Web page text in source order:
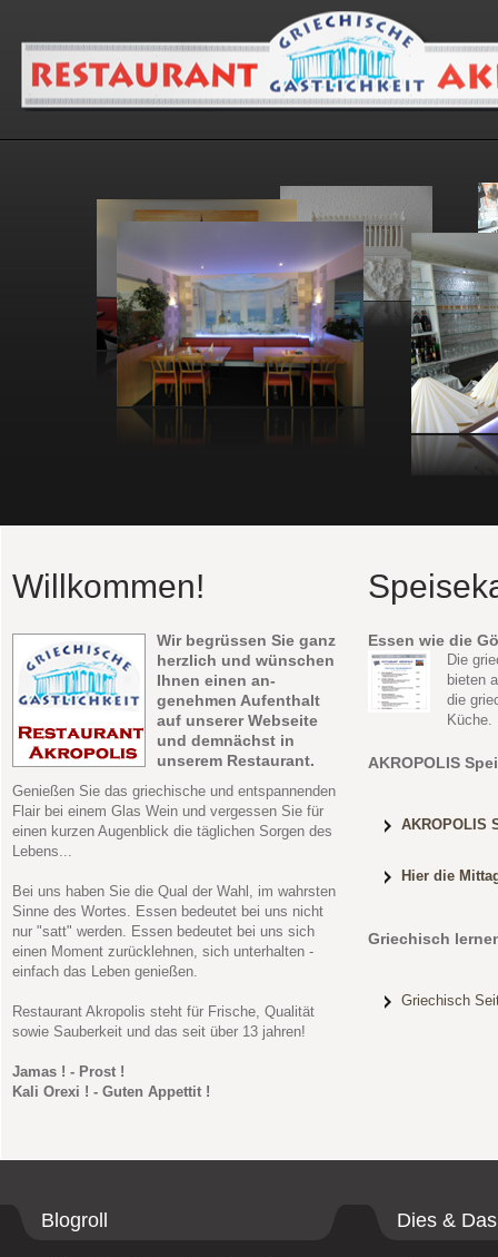
Willkommen!
Wir begrüssen Sie ganz
herzlich und wünschen
Ihnen einen an-
genehmen Aufenthalt
auf unserer Webseite
und demnächst in
unserem Restaurant.
Genießen Sie das griechische und entspannenden
Flair bei einem Glas Wein und vergessen Sie für
einen kurzen Augenblick die täglichen Sorgen des
Lebens...
Bei uns haben Sie die Qual der Wahl, im wahrsten
Sinne des Wortes. Essen bedeutet bei uns nicht
nur "satt" werden. Essen bedeutet bei uns sich
einen Moment zurücklehnen, sich unterhalten -
einfach das Leben genießen.
Restaurant Akropolis steht für Frische, Qualität
sowie Sauberkeit und das seit über 13 jahren!
Jamas ! - Prost !
Kali Orexi ! - Guten Appettit !
Essen wie die
Die
bieten
die
Küche.
AKROPOLIS
AKROPOLIS
Hier die
Griechisch
Griechisch
Blogroll Dies & Das